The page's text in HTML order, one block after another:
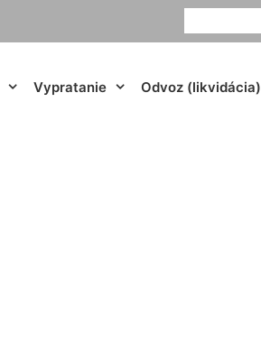
Vypratanie Odvoz (likvidácia)